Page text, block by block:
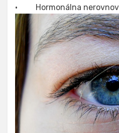
· Hormonálna